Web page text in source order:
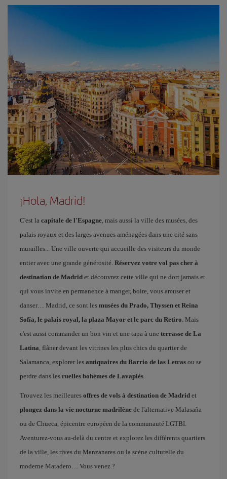
¡Hola, Madrid!
C'est la capitale de l'Espagne, mais aussi la ville des musées, des
palais royaux et des larges avenues aménagées dans une cité sans
murailles... Une ville ouverte qui accueille des visiteurs du monde
entier avec une grande générosité. Réservez votre vol pas cher à
destination de Madrid et découvrez cette ville qui ne dort jamais et
qui vous invite en permanence à manger, boire, vous amuser et
danser… Madrid, ce sont les musées du Prado, Thyssen et Reina
Sofía, le palais royal, la plaza Mayor et le parc du Retiro. Mais
c'est aussi commander un bon vin et une tapa à une terrasse de La
Latina, flâner devant les vitrines les plus chics du quartier de
Salamanca, explorer les antiquaires du Barrio de las Letras ou se
perdre dans les ruelles bohèmes de Lavapiés.
Trouvez les meilleures offres de vols à destination de Madrid et
plongez dans la vie nocturne madrilène de l'alternative Malasaña
ou de Chueca, épicentre européen de la communauté LGTBI.
Aventurez-vous au-delà du centre et explorez les différents quartiers
de la ville, les rives du Manzanares ou la scène culturelle du
moderne Matadero… Vous venez ?